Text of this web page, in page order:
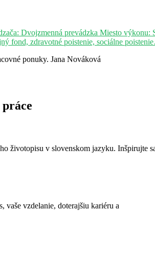
Dvojzmenná prevádzka Miesto
fond, zdravotné poistenie, sociálne
ponuky. Jana Nováková
životopisu v slovenskom jazyku. Inšpirujte
vzdelanie, doterajšiu kariéru a